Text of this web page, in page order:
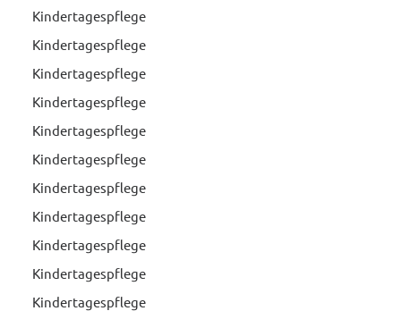
Kindertagespflege
Kindertagespflege
Kindertagespflege
Kindertagespflege
Kindertagespflege
Kindertagespflege
Kindertagespflege
Kindertagespflege
Kindertagespflege
Kindertagespflege
Kindertagespflege